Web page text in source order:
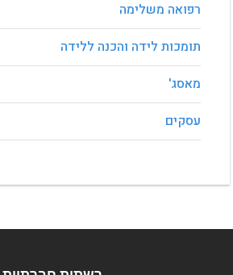
רפואה משלימה
תומכות לידה והכנה ללידה
מאסג'
עסקים